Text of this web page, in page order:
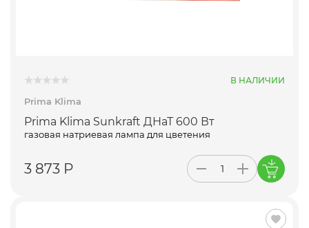
В НАЛИЧИИ
Prima Klima
Prima Klima Sunkraft ДНаТ 600 Вт
газовая натриевая лампа для цветения
3 873 Р